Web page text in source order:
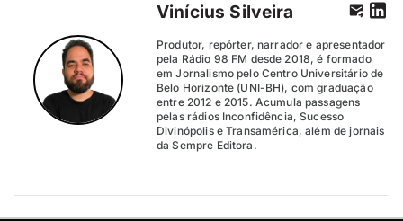
Vinícius Silveira
Produtor, repórter, narrador e apresentador
pela Rádio 98 FM desde 2018, é formado
em Jornalismo pelo Centro Universitário de
Belo Horizonte (UNI-BH), com graduação
entre 2012 e 2015. Acumula passagens
pelas rádios Inconfidência, Sucesso
Divinópolis e Transamérica, além de jornais
da Sempre Editora.